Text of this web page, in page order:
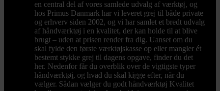
en central del af vores samlede udvalg af værktøj, og
hos Primus Danmark har vi leveret grej til både private
og erhverv siden 2002, og vi har samlet et bredt udvalg
af håndværktøj i en kvalitet, der kan holde til at blive
brugt – uden at prisen render fra dig. Uanset om du
skal fylde den første værktøjskasse op eller mangler ét
bestemt stykke grej til dagens opgave, finder du det
her. Nedenfor får du overblik over de vigtigste typer
håndværktøj, og hvad du skal kigge efter, når du
vælger. Sådan vælger du godt håndværktøj Kvalitet